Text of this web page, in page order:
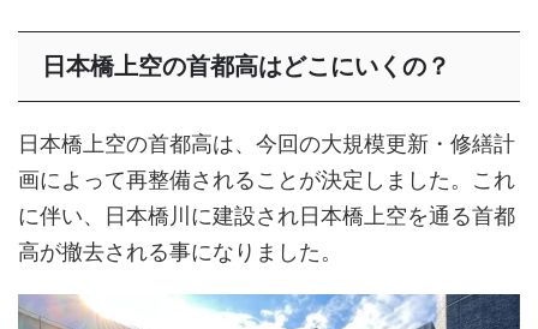
日本橋上空の首都高はどこにいくの？
日本橋上空の首都高は、今回の大規模更新・修繕計
画によって再整備されることが決定しました。これ
に伴い、日本橋川に建設され日本橋上空を通る首都
高が撤去される事になりました。